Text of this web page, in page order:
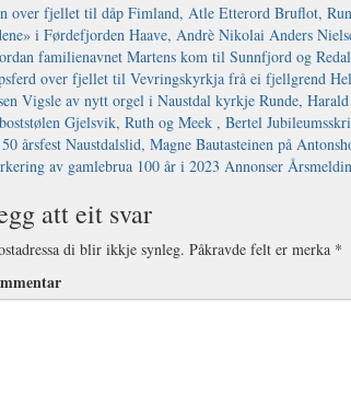
att eit svar
di blir ikkje synleg. Påkravde felt er merka *